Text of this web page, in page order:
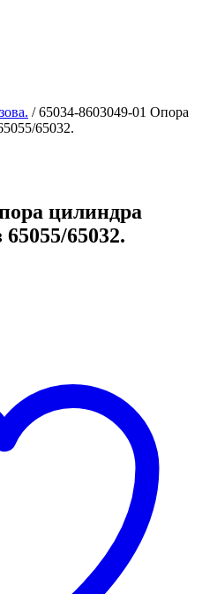
/ 65034-8603049-01 Опора
65032.
цилиндра
65032.